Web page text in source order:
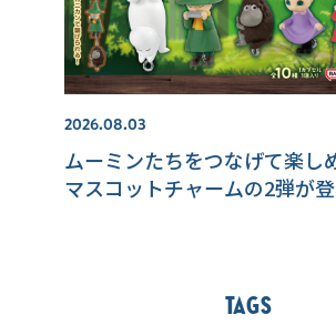
2026.08.03
ムーミンたちをつなげて楽し
マスコットチャームの2弾が登
Tags